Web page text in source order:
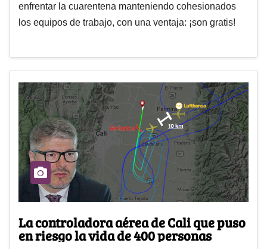
enfrentar la cuarentena manteniendo cohesionados
los equipos de trabajo, con una ventaja: ¡son gratis!
La controladora aérea de Cali que puso
en riesgo la vida de 400 personas